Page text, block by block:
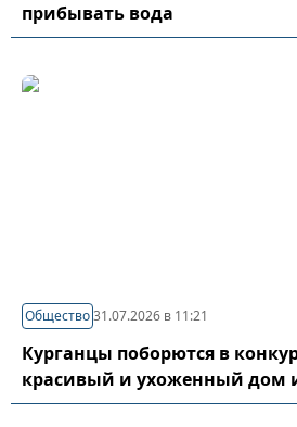
прибывать вода
Общество31.07.2026 в 11:21
Курганцы поборются в
красивый и ухоженный дом